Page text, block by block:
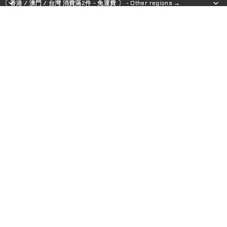
〔 香港 / 澳門 / 台灣 消費滿2件 - 免運費 〕 - Other regions →
〔 香港 / 澳門 / 台灣 消費滿2件 - 免運費 〕 - Other regions →